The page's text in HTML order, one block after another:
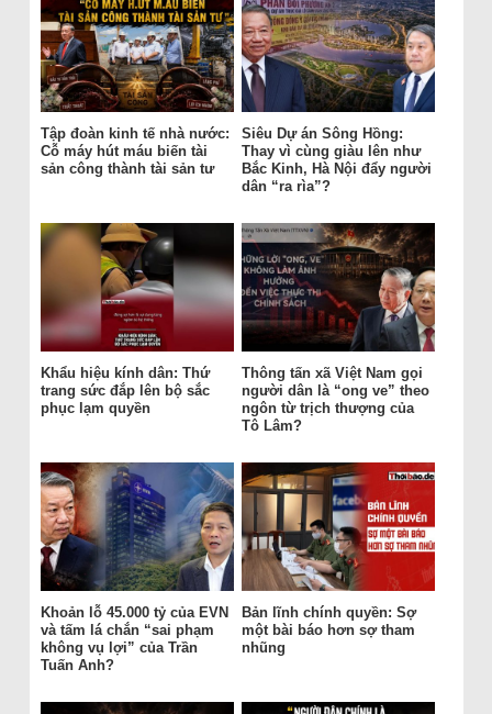
Tập đoàn kinh tế nhà nước:
Cỗ máy hút máu biến tài
sản công thành tài sản tư
Siêu Dự án Sông Hồng:
Thay vì cùng giàu lên như
Bắc Kinh, Hà Nội đẩy người
dân “ra rìa”?
Khẩu hiệu kính dân: Thứ
trang sức đắp lên bộ sắc
phục lạm quyền
Thông tấn xã Việt Nam gọi
người dân là “ong ve” theo
ngôn từ trịch thượng của
Tô Lâm?
Khoản lỗ 45.000 tỷ của EVN
và tấm lá chắn “sai phạm
không vụ lợi” của Trần
Tuấn Anh?
Bản lĩnh chính quyền: Sợ
một bài báo hơn sợ tham
nhũng